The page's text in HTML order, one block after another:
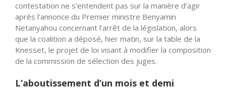
contestation ne s’entendent pas sur la manière d’agir
après l’annonce du Premier ministre Benyamin
Netanyahou concernant l’arrêt de la législation, alors
que la coalition a déposé, hier matin, sur la table de la
Knesset, le projet de loi visant à modifier la composition
de la commission de sélection des juges.
L’aboutissement d’un mois et demi